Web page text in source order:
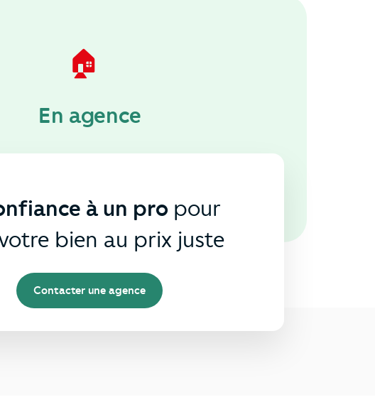
🏠
En agence
à un pro pour
bien au prix juste
Contacter une agence